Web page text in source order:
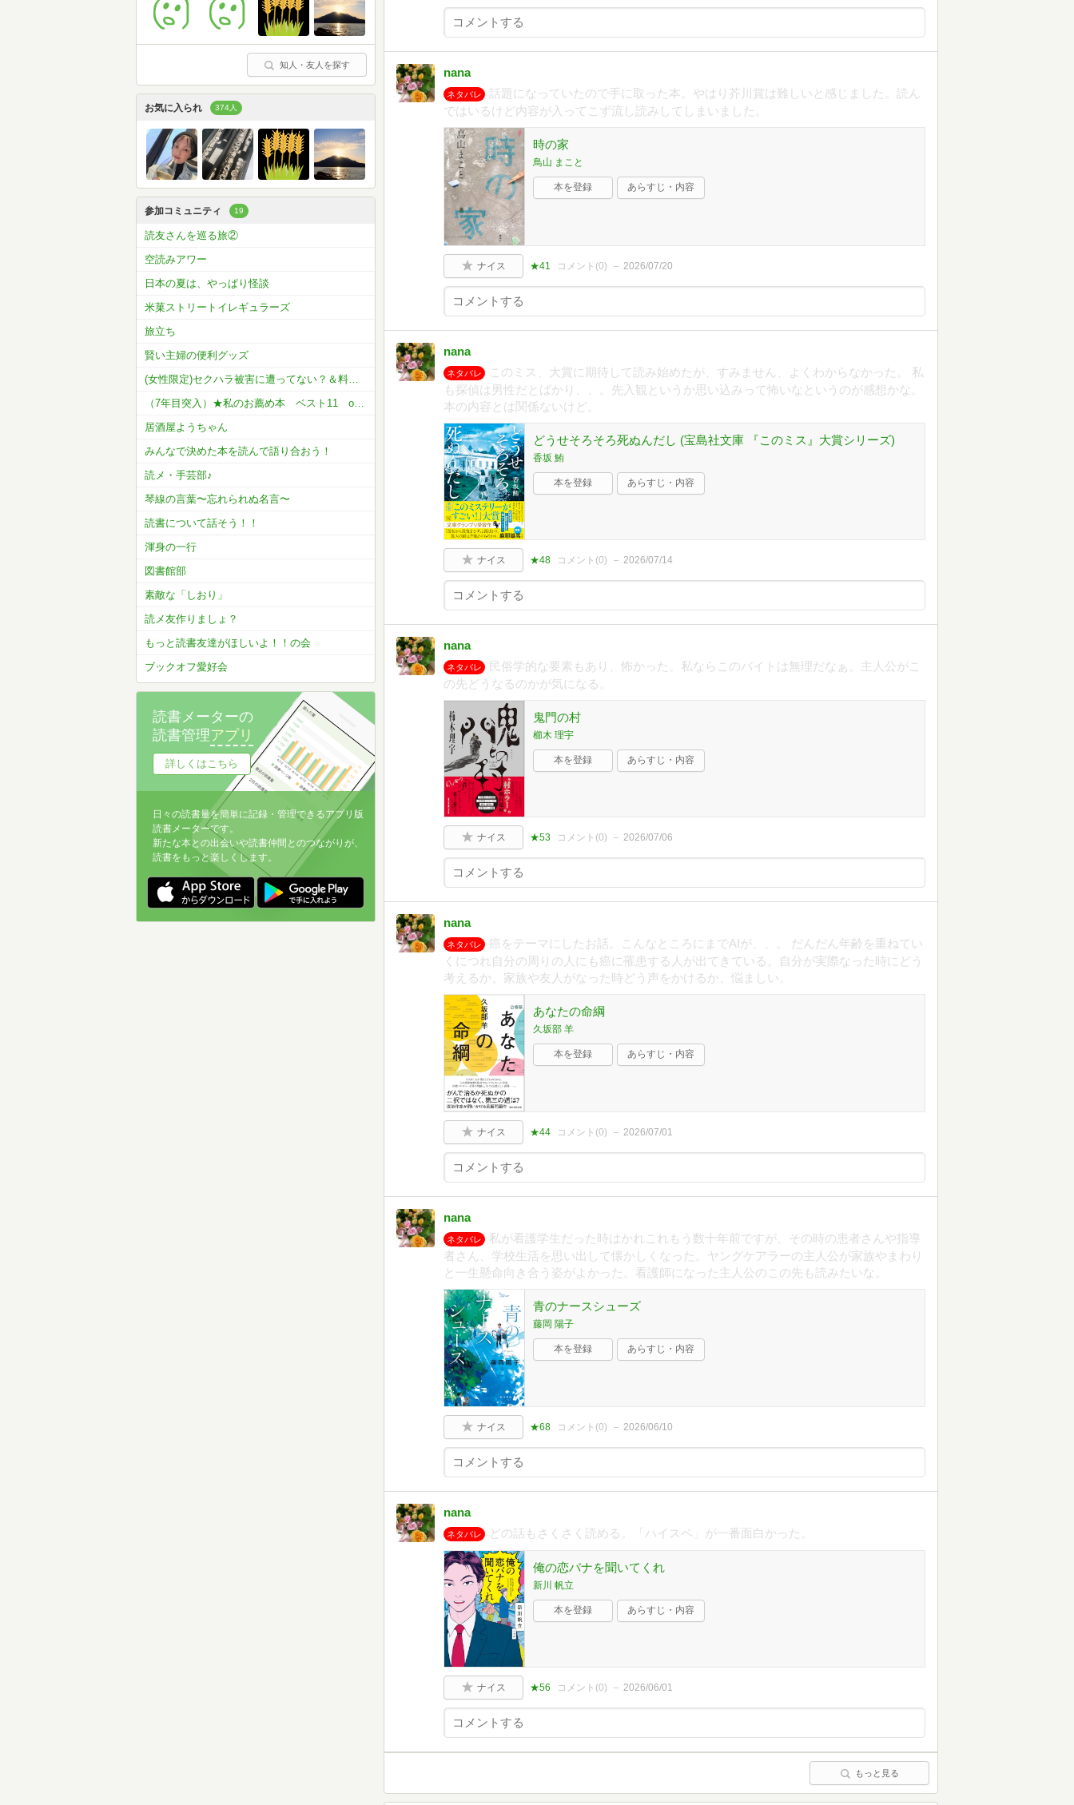
nana
ネタバレ
話題になっていたので手に取った本。やはり芥川賞は難しいと感じました。読ん
ではいるけど内容が入ってこず流し読みしてしまいました。
時の家
鳥山 まこと
本を登録 あらすじ・内容
ナイス ★41 コメント(0) 2026/07/20
nana
ネタバレ
このミス、大賞に期待して読み始めたが、すみません、よくわからなかった。 私
も探偵は男性だとばかり、、。先入観というか思い込みって怖いなというのが感想かな。
本の内容とは関係ないけど。
どうせそろそろ死ぬんだし (宝島社文庫 『このミス』大賞シリーズ)
香坂 鮪
本を登録 あらすじ・内容
ナイス ★48 コメント(0) 2026/07/14
nana
ネタバレ
民俗学的な要素もあり、怖かった。私ならこのバイトは無理だなぁ。主人公がこ
の先どうなるのかが気になる。
鬼門の村
櫛木 理宇
本を登録 あらすじ・内容
ナイス ★53 コメント(0) 2026/07/06
nana
ネタバレ
癌をテーマにしたお話。こんなところにまでAIが、、。 だんだん年齢を重ねてい
くにつれ自分の周りの人にも癌に罹患する人が出てきている。自分が実際なった時にどう
考えるか、家族や友人がなった時どう声をかけるか、悩ましい。
あなたの命綱
久坂部 羊
本を登録 あらすじ・内容
ナイス ★44 コメント(0) 2026/07/01
nana
ネタバレ
私が看護学生だった時はかれこれもう数十年前ですが、その時の患者さんや指導
者さん、学校生活を思い出して懐かしくなった。ヤングケアラーの主人公が家族やまわり
と一生懸命向き合う姿がよかった。看護師になった主人公のこの先も読みたいな。
青のナースシューズ
藤岡 陽子
本を登録 あらすじ・内容
ナイス ★68 コメント(0) 2026/06/10
nana
ネタバレ どの話もさくさく読める。「ハイスペ」が一番面白かった。
俺の恋バナを聞いてくれ
新川 帆立
本を登録 あらすじ・内容
ナイス ★56 コメント(0) 2026/06/01
もっと見る
知人・友人を探す
お気に入られ 374人
参加コミュニティ 19
読友さんを巡る旅②
空読みアワー
日本の夏は、やっぱり怪談
米菓ストリートイレギュラーズ
旅立ち
賢い主婦の便利グッズ
(女性限定)セクハラ被害に遭ってない？＆料理教室はじめました🤣
（7年目突入）★私のお薦め本 ベスト11 or ベスト5
居酒屋ようちゃん
みんなで決めた本を読んで語り合おう！
読メ・手芸部♪
琴線の言葉〜忘れられぬ名言〜
読書について話そう！！
渾身の一行
図書館部
素敵な「しおり」
読メ友作りましょ？
もっと読書友達がほしいよ！！の会
ブックオフ愛好会
読書メーターの
読書管理アプリ
詳しくはこちら
日々の読書量を簡単に記録・管理できるアプリ版
読書メーターです。
新たな本との出会いや読書仲間とのつながりが、
読書をもっと楽しくします。